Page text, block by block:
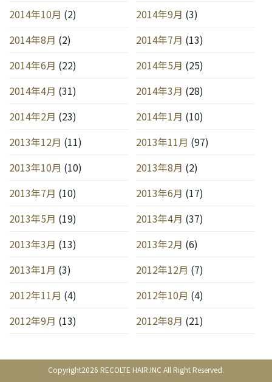
2014年10月 (2) 2014年9月 (3)
2014年8月 (2) 2014年7月 (13)
2014年6月 (22) 2014年5月 (25)
2014年4月 (31) 2014年3月 (28)
2014年2月 (23) 2014年1月 (10)
2013年12月 (11) 2013年11月 (97)
2013年10月 (10) 2013年8月 (2)
2013年7月 (10) 2013年6月 (17)
2013年5月 (19) 2013年4月 (37)
2013年3月 (13) 2013年2月 (6)
2013年1月 (3) 2012年12月 (7)
2012年11月 (4) 2012年10月 (4)
2012年9月 (13) 2012年8月 (21)
Copyright2026 RECOLTE HAIR.INC All Right Reserved.